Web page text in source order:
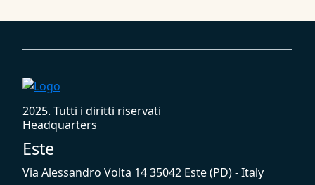
dei loro treni. Questa fiducia …
2025. Tutti i diritti riservati
Headquarters
Este
Via Alessandro Volta 14 35042 Este (PD) - Italy